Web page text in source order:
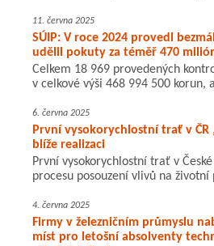
11. června 2025
SÚIP: V roce 2024 provedl
udělil pokuty za téměř 470
Celkem 18 969 provedených
v celkové výši 468 994 500 korun,
6. června 2025
První vysokorychlostní trať v ČR
blíže realizaci
První vysokorychlostní trať v
procesu posouzení vlivů na životní
4. června 2025
Firmy v železničním průmyslu
míst pro letošní absolventy